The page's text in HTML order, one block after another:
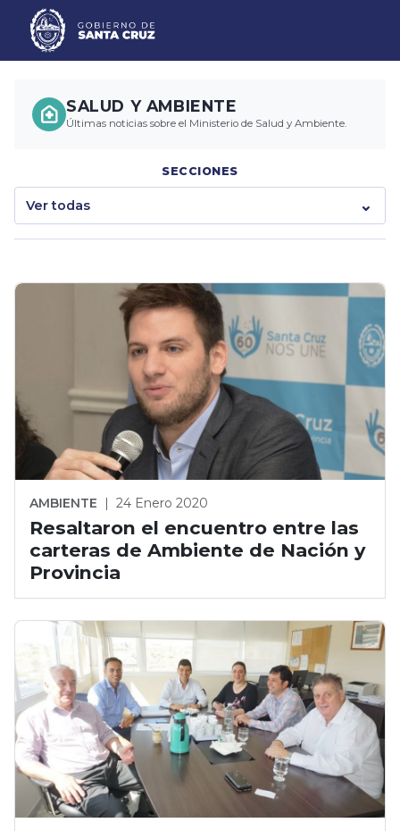
SALUD Y AMBIENTE
Últimas noticias sobre el Ministerio de Salud y Ambiente.
SECCIONES
Ver todas
AMBIENTE | 24 Enero 2020
Resaltaron el encuentro entre las
carteras de Ambiente de Nación y
Provincia